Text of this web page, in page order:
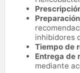
inhibidores
Tiempo de
Entrega de
mediante